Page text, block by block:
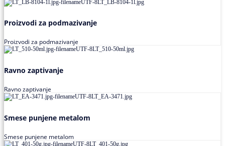
Proizvodi za podmazivanje
Proizvodi za podmazivanje
Ravno zaptivanje
Ravno zaptivanje
Smese punjene metalom
Smese punjene metalom